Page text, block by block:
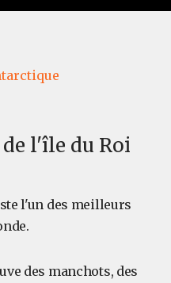
l'île du Roi
l'un des meilleurs
des manchots, des